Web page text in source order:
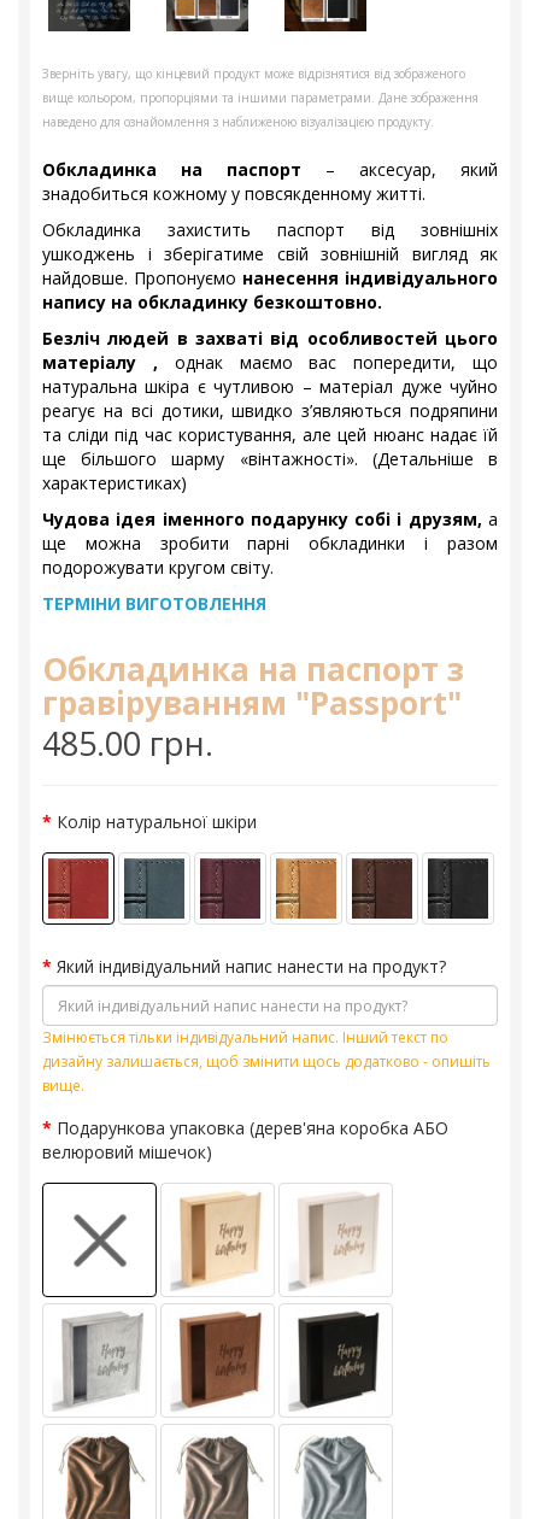
Зверніть увагу, що кінцевий продукт може відрізнятися від зображеного
вище кольором, пропорціями та іншими параметрами. Дане зображення
наведено для ознайомлення з наближеною візуалізацією продукту.
Обкладинка на паспорт – аксесуар, який
знадобиться кожному у повсякденному житті.
Обкладинка захистить паспорт від зовнішніх
ушкоджень і зберігатиме свій зовнішній вигляд як
найдовше. Пропонуємо нанесення індивідуального
напису на обкладинку безкоштовно.
Безліч людей в захваті від особливостей цього
матеріалу , однак маємо вас попередити, що
натуральна шкіра є чутливою – матеріал дуже чуйно
реагує на всі дотики, швидко з’являються подряпини
та сліди під час користування, але цей нюанс надає їй
ще більшого шарму «вінтажності». (Детальніше в
характеристиках)
Чудова ідея іменного подарунку собі і друзям, а
ще можна зробити парні обкладинки і разом
подорожувати кругом світу.
ТЕРМІНИ ВИГОТОВЛЕННЯ
Обкладинка на паспорт з
гравіруванням "Passport"
485.00 грн.
Колір натуральної шкіри
Який індивідуальний напис нанести на продукт?
Змінюється тільки індивідуальний напис. Інший текст по
дизайну залишається, щоб змінити щось додатково - опишіть
вище.
Подарункова упаковка (дерев'яна коробка АБО
велюровий мішечок)